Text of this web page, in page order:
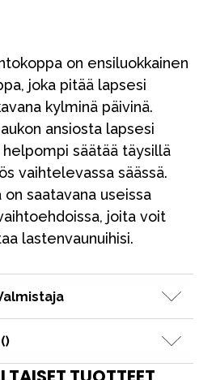
on ensiluokkainen
joka pitää lapsesi
kylminä päivinä.
ansiosta lapsesi
säätää täysillä
vaihtelevassa säässä.
saatavana useissa
joita voit
lastenvaunuihisi.
)